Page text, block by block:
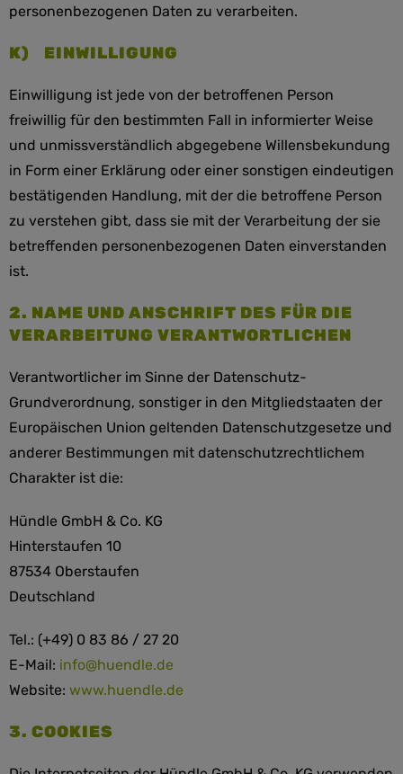
personenbezogenen Daten zu verarbeiten.
K) EINWILLIGUNG
Einwilligung ist jede von der betroffenen Person
freiwillig für den bestimmten Fall in informierter Weise
und unmissverständlich abgegebene Willensbekundung
in Form einer Erklärung oder einer sonstigen eindeutigen
bestätigenden Handlung, mit der die betroffene Person
zu verstehen gibt, dass sie mit der Verarbeitung der sie
betreffenden personenbezogenen Daten einverstanden
ist.
2. NAME UND ANSCHRIFT DES FÜR DIE
VERARBEITUNG VERANTWORTLICHEN
Verantwortlicher im Sinne der Datenschutz-
Grundverordnung, sonstiger in den Mitgliedstaaten der
Europäischen Union geltenden Datenschutzgesetze und
anderer Bestimmungen mit datenschutzrechtlichem
Charakter ist die:
Hündle GmbH & Co. KG
Hinterstaufen 10
87534 Oberstaufen
Deutschland
Tel.: (+49) 0 83 86 / 27 20
E-Mail: info@huendle.de
Website: www.huendle.de
3. COOKIES